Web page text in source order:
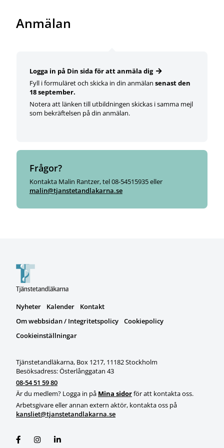
Anmälan
Logga in på Din sida för att anmäla dig
Fyll i formuläret och skicka in din anmälan senast den
18 september.
Notera att länken till utbildningen skickas i samma mejl
som bekräftelsen på din anmälan.
Frågor?
Kontakta Malin Rantzer, tel 08-54515935 eller
malin@tjanstetandlakarna.se
Nyheter Kalender
Kontakt
Om webbsidan / Integritetspolicy
Cookiepolicy
Cookieinställningar
Tjänstetandläkarna, Box 1217, 11182 Stockholm
Besöksadress: Österlånggatan 43
08-54 51 59 80
Är du medlem? Logga in på Mina sidorför att kontakta oss.
Arbetsgivare eller annan extern aktör, kontakta oss på
kansliet@tjanstetandlakarna.se